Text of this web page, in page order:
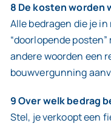
8 De kosten worden
Alle bedragen die je
“doorlopende
andere woorden een
bouwvergunning
9 Over welk bedrag
Stel, je verkoopt een